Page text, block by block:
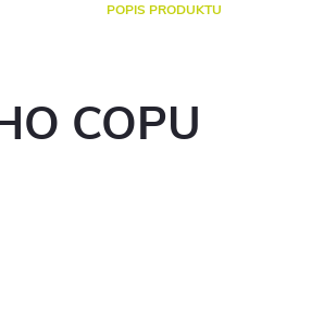
POPIS PRODUKTU
COPU